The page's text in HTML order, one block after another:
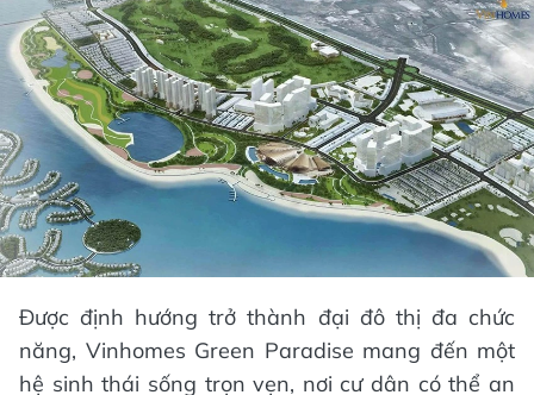
Được định hướng trở thành đại đô thị đa chức
năng, Vinhomes Green Paradise mang đến một
hệ sinh thái sống trọn vẹn, nơi cư dân có thể an